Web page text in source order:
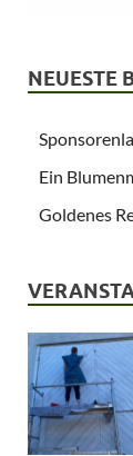
NEUESTE
Ein
Goldenes